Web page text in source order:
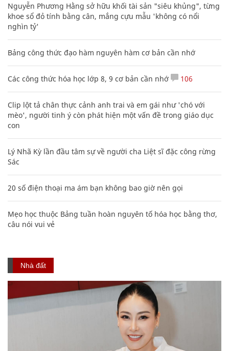
Nguyễn Phương Hằng sở hữu khối tài sản "siêu khủng", từng
khoe sổ đỏ tính bằng cân, mắng cựu mẫu 'không có nổi
nghìn tỷ'
Bảng công thức đạo hàm nguyên hàm cơ bản cần nhớ
Các công thức hóa học lớp 8, 9 cơ bản cần nhớ 106
Clip lột tả chân thực cảnh anh trai và em gái như 'chó với
mèo', người tinh ý còn phát hiện một vấn đề trong giáo dục
con
Lý Nhã Kỳ lần đầu tâm sự về người cha Liệt sĩ đặc công rừng
Sác
20 số điện thoại ma ám bạn không bao giờ nên gọi
Mẹo học thuộc Bảng tuần hoàn nguyên tố hóa học bằng thơ,
câu nói vui vẻ
Nhà đất